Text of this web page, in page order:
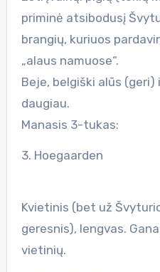
priminė atsibodusį
brangių, kuriuos
„alaus namuose“.
Beje, belgiški alūs
daugiau.
Manasis 3-tukas:
3. Hoegaarden
Kvietinis (bet už
geresnis), lengvas.
vietinių.